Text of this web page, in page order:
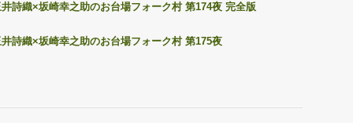
詩織×坂崎幸之助のお台場フォーク村 第174夜 完全版
詩織×坂崎幸之助のお台場フォーク村 第175夜